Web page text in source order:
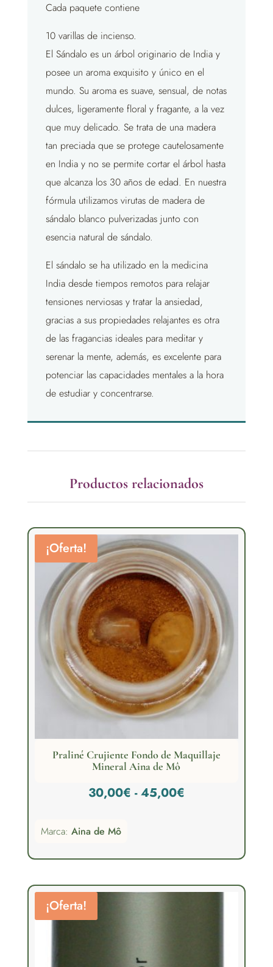
Cada paquete contiene
10 varillas de incienso.
El Sándalo es un árbol originario de India y
posee un aroma exquisito y único en el
mundo. Su aroma es suave, sensual, de notas
dulces, ligeramente floral y fragante, a la vez
que muy delicado. Se trata de una madera
tan preciada que se protege cautelosamente
en India y no se permite cortar el árbol hasta
que alcanza los 30 años de edad. En nuestra
fórmula utilizamos virutas de madera de
sándalo blanco pulverizadas junto con
esencia natural de sándalo.
El sándalo se ha utilizado en la medicina
India desde tiempos remotos para relajar
tensiones nerviosas y tratar la ansiedad,
gracias a sus propiedades relajantes es otra
de las fragancias ideales para meditar y
serenar la mente, además, es excelente para
potenciar las capacidades mentales a la hora
de estudiar y concentrarse.
Productos relacionados
¡Oferta!
Praliné Crujiente Fondo de Maquillaje
Mineral Aina de Mô
30,00€ - 45,00€Rango
desde
hasta
Marca: Aina de Mô
¡Oferta!